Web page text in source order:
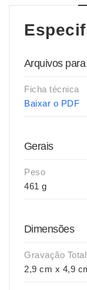
Arquivos
Ficha técnica
Baixar o PDF
Gerais
Peso
461 g
Dimensões
Gravação Total
2,9 cm x 4,9